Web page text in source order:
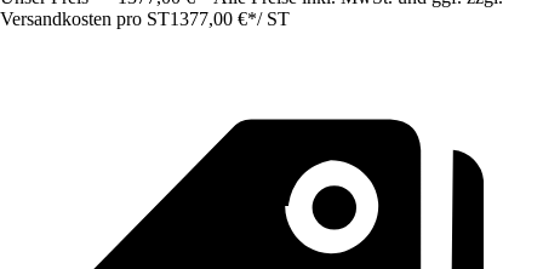
Versandkosten pro ST1377,00 €*/ ST